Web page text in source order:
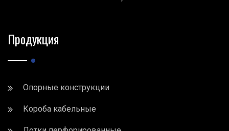
Продукция
Опорные конструкции
Короба кабельные